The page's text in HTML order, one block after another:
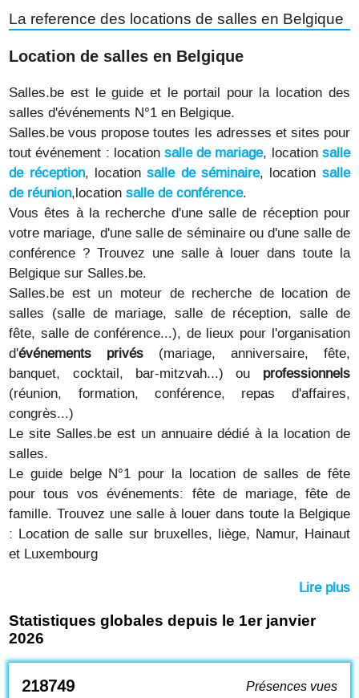
La reference des locations de salles en Belgique
Location de salles en Belgique
Salles.be est le guide et le portail pour la location des
salles d'événements N°1 en Belgique.
Salles.be vous propose toutes les adresses et sites pour
tout événement : location salle de mariage, location salle
de réception, locationsalle de séminaire, location salle
de réunion,locationsalle de conférence.
Vous êtes à la recherche d'une salle de réception pour
votre mariage, d'une salle de séminaire ou d'une salle de
conférence ? Trouvez une salle à louer dans toute la
Belgique sur Salles.be.
Salles.be est un moteur de recherche de location de
salles (salle de mariage, salle de réception, salle de
fête, salle de conférence...), de lieux pour l'organisation
d'événements privés (mariage, anniversaire, fête,
banquet, cocktail, bar-mitzvah...) ou professionnels
(réunion, formation, conférence, repas d'affaires,
congrès...)
Le site Salles.be est un annuaire dédié à la location de
salles.
Le guide belge N°1 pour la location de salles de fête
pour tous vos événements: fête de mariage, fête de
famille. Trouvez une salle à louer dans toute la Belgique
: Location de salle sur bruxelles, liège, Namur, Hainaut
et Luxembourg
Lire plus
Statistiques globales depuis le 1er janvier
2026
218749 Présences vues